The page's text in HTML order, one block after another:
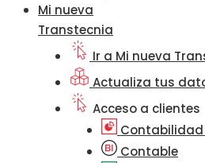
Mi nueva
Transtecnia
Ir a Mi nueva
Actualiza tus
Acceso a clientes
Contable